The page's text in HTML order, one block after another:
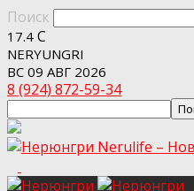
Поиск
17.4 C
NERYUNGRI
ВС 09 АВГ 2026
8 (924) 872-59-34
Nerulife –